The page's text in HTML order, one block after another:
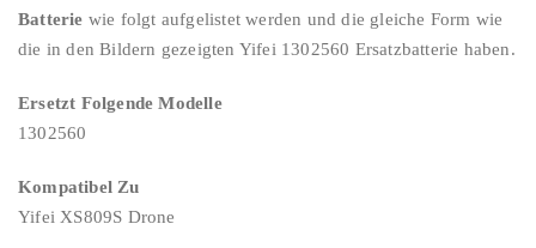
Batterie wie folgt aufgelistet werden und die gleiche Form wie
die in den Bildern gezeigten Yifei 1302560 Ersatzbatterie haben.
Ersetzt Folgende Modelle
1302560
Kompatibel Zu
Yifei XS809S Drone